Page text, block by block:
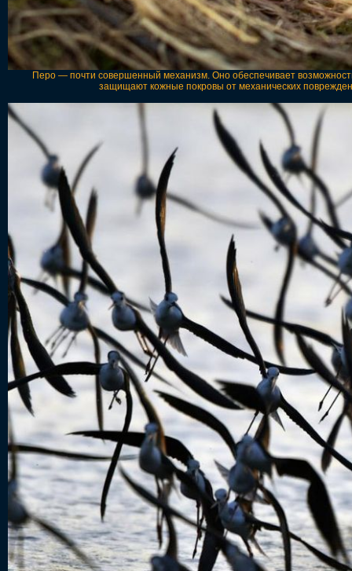
Перо — почти совершенный механизм. Оно обеспечивает
защищают кожные покровы от механических